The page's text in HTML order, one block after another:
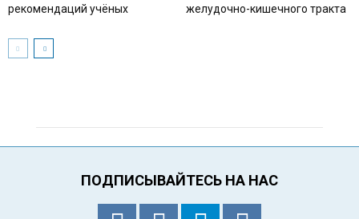
рекомендаций учёных
желудочно-кишечного тракта
ПОДПИСЫВАЙТЕСЬ НА НАС